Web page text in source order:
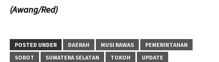
(Awang/Red)
POSTED UNDER DAERAH MUSI RAWAS
PEMERINTAHAN
SOROT
SUMATERA SELATAN TOKOH UPDATE